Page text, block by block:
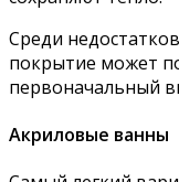
Среди
покрытие может
первоначальный
Акриловые ванны